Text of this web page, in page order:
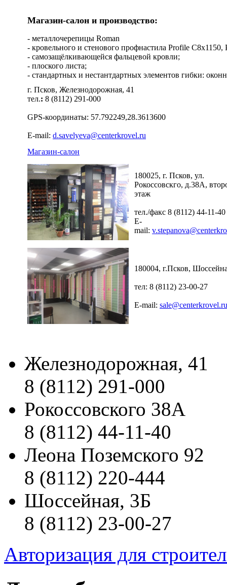
Магазин-салон и производство:
- металлочерепицы Roman
- кровельного и стенового профнастила Profile
- самозащёлкивающейся фальцевой кровли;
- плоского листа;
- стандартных и нестантдартных элементов гибки:
г. Псков, Железнодорожная, 41
тел.: 8 (8112) 291-000
GPS-координаты: 57.792249,28.3613600
E-mail: d.savelyeva@centerkrovel.ru
Магазин-салон
180025, г. Псков, ул.
Рокоссовскго, д.38А,
этаж
тел./факс 8 (8112) 44-11-40
E-
mail:
180004, г.Псков,
тел: 8 (8112) 23-00-27
E-mail: sale@centerkrovel.ru
Железнодорожная, 41
8 (8112) 291-000
Рокоссовского 38А
8 (8112) 44-11-40
Леона Поземского 92
8 (8112) 220-444
Шоссейная, 3Б
8 (8112) 23-00-27
Авторизация для